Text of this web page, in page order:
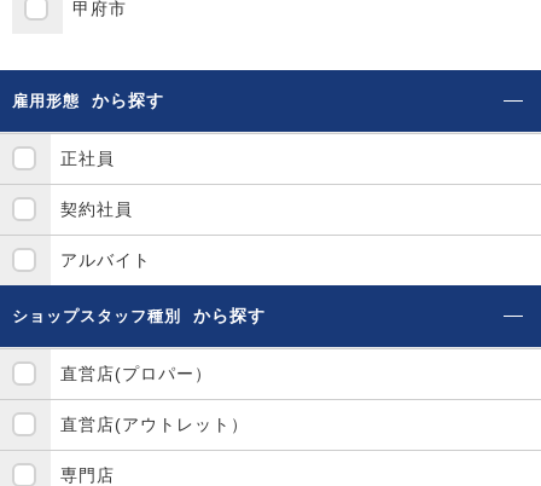
甲府市
雇用形態 から探す
正社員
契約社員
アルバイト
ショップスタッフ種別 から探す
直営店(プロパー）
直営店(アウトレット）
専門店